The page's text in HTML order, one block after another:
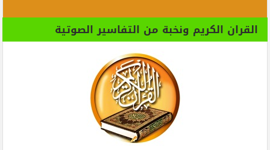
القران الكريم ونخبة من التفاسير الصوتية